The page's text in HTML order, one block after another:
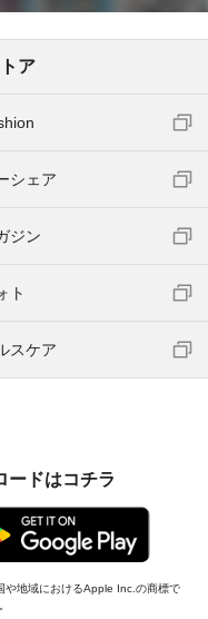
ア
シェア
ジン
ト
スケア
ードはコチラ
地域におけるApple Inc.の商標で